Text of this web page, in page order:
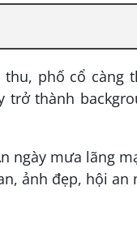
phố cổ càng
trở thành